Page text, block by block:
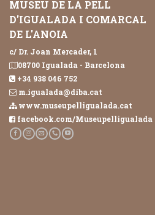
MUSEU DE LA PELL
D'IGUALADA I COMARCAL
DE L'ANOIA
c/ Dr. Joan Mercader, 1
08700 Igualada - Barcelona
+34 938 046 752
m.igualada@diba.cat
www.museupelligualada.cat
facebook.com/Museupelligualada